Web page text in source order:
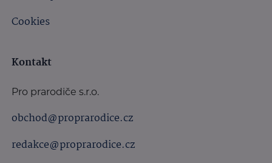
Cookies
Kontakt
Pro prarodiče s.r.o.
obchod@proprarodice.cz
redakce@proprarodice.cz